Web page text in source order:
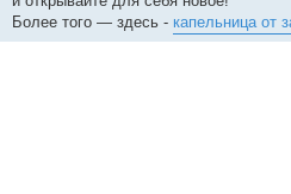
Более того — здесь - капельница от